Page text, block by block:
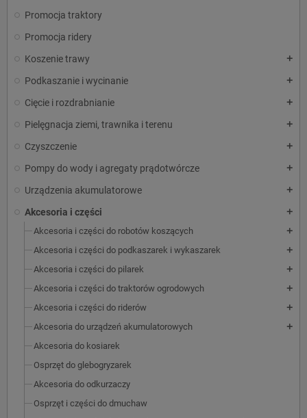
Promocja traktory
Promocja ridery
Koszenie trawy
add
Podkaszanie i wycinanie add
Cięcie i rozdrabnianie add
Pielęgnacja ziemi, trawnika i terenu add
Czyszczenie add
Pompy do wody i agregaty prądotwórcze add
Urządzenia akumulatorowe add
Akcesoria i części add
Akcesoria i części do robotów koszących add
Akcesoria i części do podkaszarek i wykaszarek add
Akcesoria i części do pilarek add
Akcesoria i części do traktorów ogrodowych add
Akcesoria i części do riderów add
Akcesoria do urządzeń akumulatorowych add
Akcesoria do kosiarek
Osprzęt do glebogryzarek
Akcesoria do odkurzaczy
Osprzęt i części do dmuchaw